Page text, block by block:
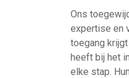
Ons
expertise en
toegang
heeft bij het
elke stap.